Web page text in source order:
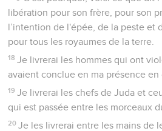
libération pour son frère, pour son
l’intention de l'épée, de la peste et
pour tous les royaumes de la terre.
18 Je livrerai les hommes qui ont
avaient conclue en ma présence
19 Je livrerai les chefs de Juda et
qui est passée entre les morceaux
20 Je les livrerai entre les mains de